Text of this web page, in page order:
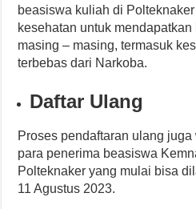
beasiswa kuliah di
kesehatan untuk
masing – masing, termasuk
terbebas dari Narkoba.
Daftar Ulang
Proses pendaftaran ulang
para penerima beasiswa
Polteknaker yang mulai bisa
11 Agustus 2023.